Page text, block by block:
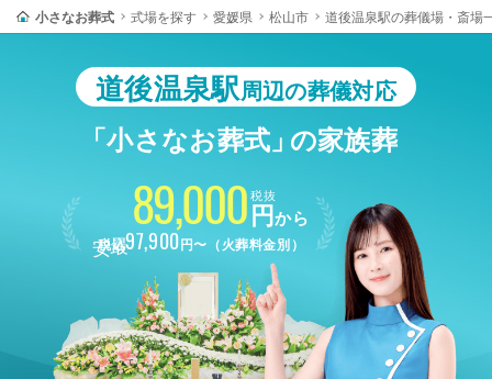
小さなお葬式 式場を探す 愛媛県 松山市 道後温泉駅の葬儀場・斎場
道後温泉駅周辺の葬儀対応
「小さなお葬式」の家族葬
89,000 税抜
円から
税込97,900円〜（火葬料金別）